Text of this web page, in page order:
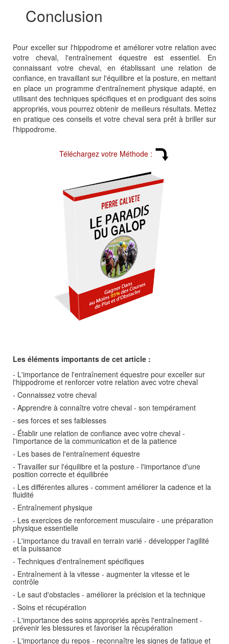
Conclusion
Pour exceller sur l'hippodrome et améliorer votre relation avec
votre cheval, l'entraînement équestre est essentiel. En
connaissant votre cheval, en établissant une relation de
confiance, en travaillant sur l'équilibre et la posture, en mettant
en place un programme d'entraînement physique adapté, en
utilisant des techniques spécifiques et en prodiguant des soins
appropriés, vous pourrez obtenir de meilleurs résultats. Mettez
en pratique ces conseils et votre cheval sera prêt à briller sur
l'hippodrome.
Téléchargez votre Méthode :
Les éléments importants de cet article :
- L'importance de l'entraînement équestre pour exceller sur
l'hippodrome et renforcer votre relation avec votre cheval
- Connaissez votre cheval
- Apprendre à connaître votre cheval - son tempérament
- ses forces et ses faiblesses
- Établir une relation de confiance avec votre cheval -
l'importance de la communication et de la patience
- Les bases de l'entraînement équestre
- Travailler sur l'équilibre et la posture - l'importance d'une
position correcte et équilibrée
- Les différentes allures - comment améliorer la cadence et la
fluidité
- Entraînement physique
- Les exercices de renforcement musculaire - une préparation
physique essentielle
- L'importance du travail en terrain varié - développer l'agilité
et la puissance
- Techniques d'entraînement spécifiques
- Entraînement à la vitesse - augmenter la vitesse et le
contrôle
- Le saut d'obstacles - améliorer la précision et la technique
- Soins et récupération
- L'importance des soins appropriés après l'entraînement -
prévenir les blessures et favoriser la récupération
- L'importance du repos - reconnaître les signes de fatigue et